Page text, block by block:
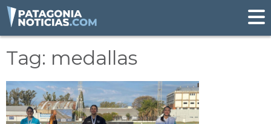
Tag: medallas